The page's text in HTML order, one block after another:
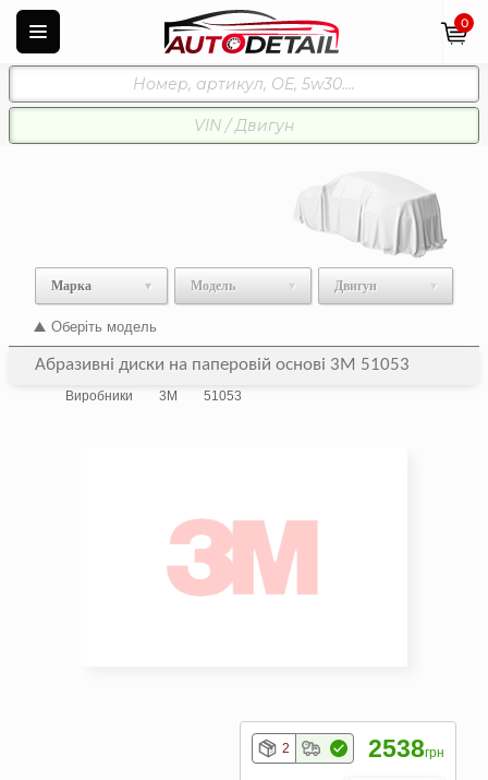
0
Марка Модель Двигун
Оберіть модель
Абразивні диски на паперовій основі 3M 51053
Виробники 3M 51053
2 2538грн